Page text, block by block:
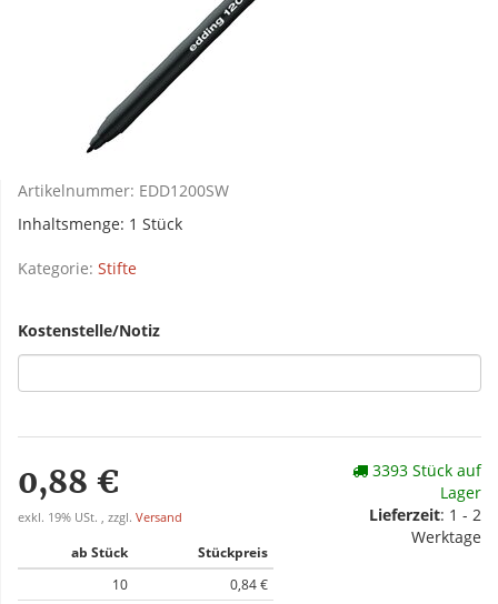
Artikelnummer: EDD1200SW
Inhaltsmenge: 1 Stück
Kategorie: Stifte
Kostenstelle/Notiz
0,88 €
exkl. 19% USt. , zzgl. Versand
ab Stück
Stückpreis
10
0,84 €
3393 Stück auf
Lager
Lieferzeit: 1 - 2
Werktage